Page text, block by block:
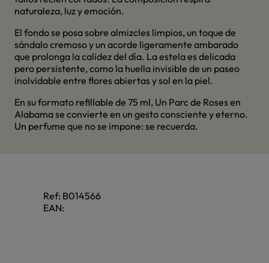
naturaleza, luz y emoción.
El fondo se posa sobre almizcles limpios, un toque de
sándalo cremoso y un acorde ligeramente ambarado
que prolonga la calidez del día. La estela es delicada
pero persistente, como la huella invisible de un paseo
inolvidable entre flores abiertas y sol en la piel.
En su formato refillable de 75 ml, Un Parc de Roses en
Alabama se convierte en un gesto consciente y eterno.
Un perfume que no se impone: se recuerda.
Ref: B014566
EAN: